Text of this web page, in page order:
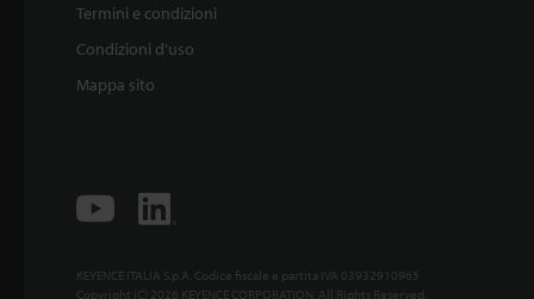
Termini e condizioni
Condizioni d'uso
Mappa sito
KEYENCE ITALIA S.p.A. Codice fiscale e partita IVA 03932910965
Copyright (C) 2026 KEYENCE CORPORATION. All Rights Reserved.